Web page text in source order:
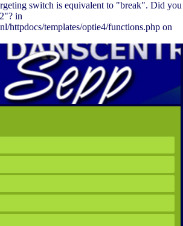
switch is equivalent to "break". Did you
in
httpdocs/templates/optie4/functions.php on